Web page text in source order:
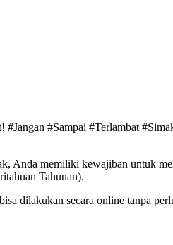
#Sampai #Terlambat
Anda memiliki kewajiban untuk
Tahunan).
dilakukan secara online tanpa